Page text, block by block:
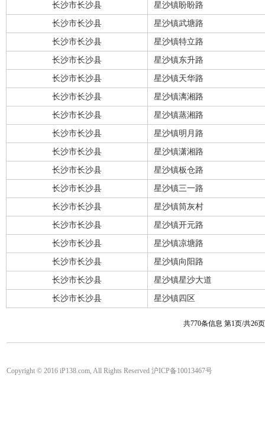
长沙市长沙县 星沙镇盼盼路
长沙市长沙县 星沙镇武塘路
长沙市长沙县 星沙镇特立路
长沙市长沙县 星沙镇东升路
长沙市长沙县 星沙镇天华路
长沙市长沙县 星沙镇漓湘路
长沙市长沙县 星沙镇蒸湘路
长沙市长沙县 星沙镇明月路
长沙市长沙县 星沙镇潇湘路
长沙市长沙县 星沙镇板仓路
长沙市长沙县 星沙镇三一路
长沙市长沙县 星沙镇筒灰村
长沙市长沙县 星沙镇开元路
长沙市长沙县 星沙镇凉塘路
长沙市长沙县 星沙镇向阳路
长沙市长沙县 星沙镇星沙大道
长沙市长沙县 星沙镇四区
共770条信息 第1页/共26
Copyright © 2016 iP138.com, All Rights Reserved 沪ICP备10013467号